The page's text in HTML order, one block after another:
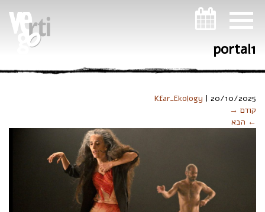
portal1
Kfar_Ekology | 20/10/2025
קודם →
← הבא